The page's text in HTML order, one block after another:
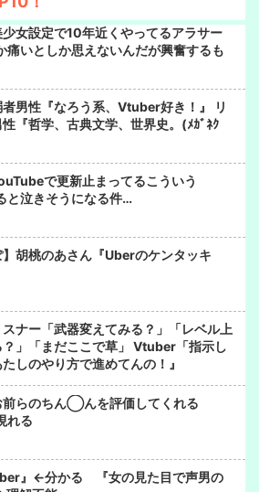
少女設定で10年近くやってるアラサー
いとしか思えないんだが興奮するも
男性『なろう系、Vtuber好き！』 リ
『哲学、古典文学、世界史。(ﾒｶﾞﾈｸ
で更新止まってるこういう
と泣きそうになる件…
】胡桃のあさん『Uberのケンタッキ
スナー「武器変えてみる？」「レベル上
？」「まだここで草」 Vtuber「指示し
しのやり方で進めてんの！』
前らのちん◯んを評価してくれる
れる
』←分かる 『女の見た目で声男の